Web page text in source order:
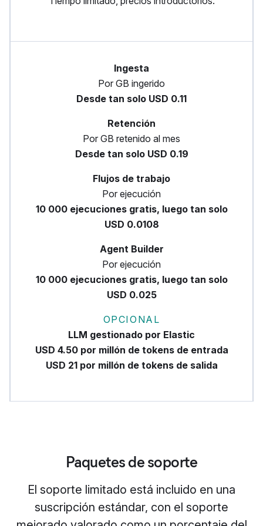
Ingesta
Por GB ingerido
Desde tan solo USD 0.11
Retención
Por GB retenido al mes
Desde tan solo USD 0.19
Flujos de trabajo
Por ejecución
10 000 ejecuciones gratis, luego tan solo
USD 0.0108
Agent Builder
Por ejecución
10 000 ejecuciones gratis, luego tan solo
USD 0.025
OPCIONAL
LLM gestionado por Elastic
USD 4.50 por millón de tokens de entrada
USD 21 por millón de tokens de salida
Paquetes de soporte
El soporte limitado está incluido en una
suscripción estándar, con el soporte